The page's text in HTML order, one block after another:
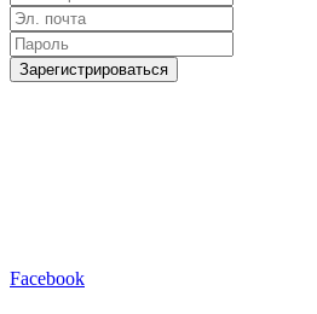
Зарегистрироваться
Facebook